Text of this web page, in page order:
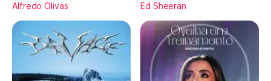
Alfredo Olivas Ed Sheeran